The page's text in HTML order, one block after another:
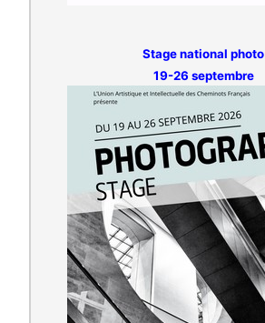
Stage national photo
19-26 septembre